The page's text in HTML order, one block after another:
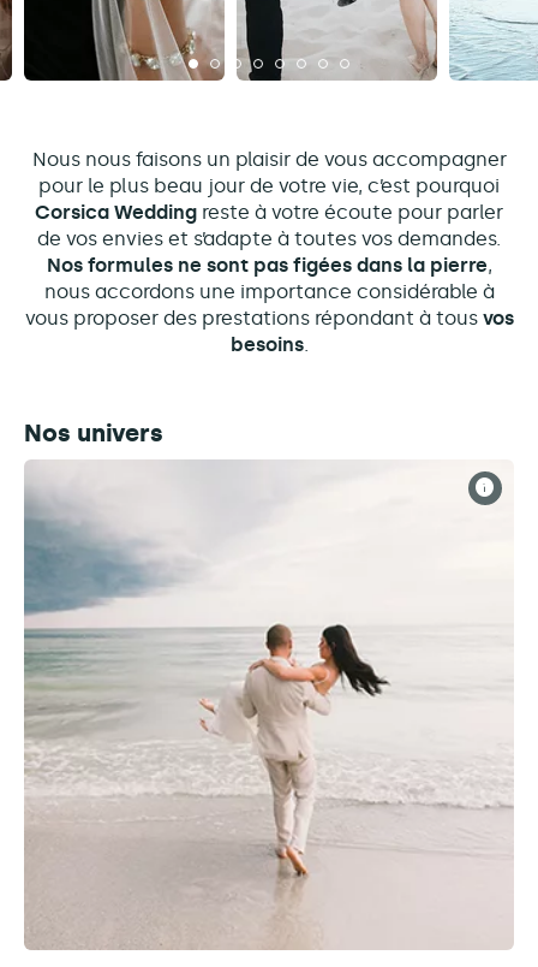
Nous nous faisons un plaisir de vous accompagner
pour le plus beau jour de votre vie, c’est pourquoi
Corsica Wedding reste à votre écoute pour parler
de vos envies et s’adapte à toutes vos demandes.
Nos formules ne sont pas figées dans la pierre,
nous accordons une importance considérable à
vous proposer des prestations répondant à tous vos
besoins.
Nos univers